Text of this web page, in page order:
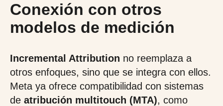
Conexión con otros
modelos de medición
Incremental Attribution no reemplaza a
otros enfoques, sino que se integra con ellos.
Meta ya ofrece compatibilidad con sistemas
de atribución multitouch (MTA), como